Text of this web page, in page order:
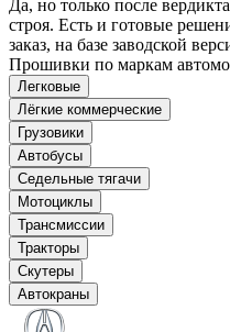
Да, но только после
строя. Есть и готовые
заказ, на базе заводской
Прошивки по маркам
Легковые
Лёгкие коммерческие
Грузовики
Автобусы
Седельные тягачи
Мотоциклы
Трансмиссии
Тракторы
Скутеры
Автокраны